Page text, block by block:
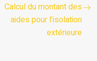
Calcul du montant des
aides pour l’isolation
extérieure